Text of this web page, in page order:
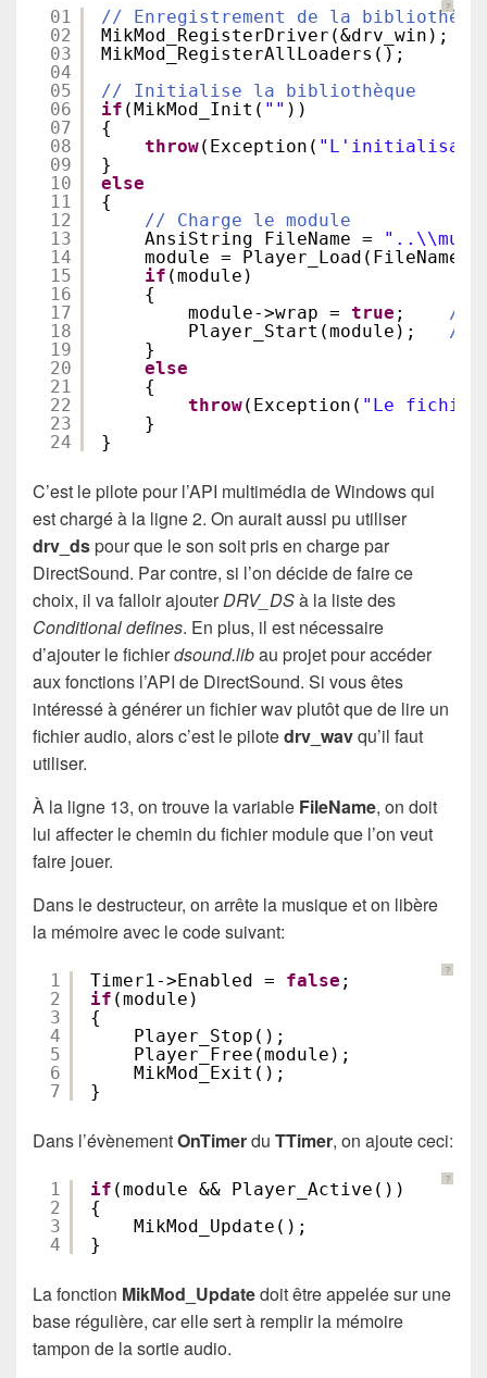
?
01
02
03
04
05
06
07
08
09
10
11
12
13
14
15
16
17
18
19
20
21
22
23
24
// Enregistrement de la
MikMod_RegisterDriver(&drv_win);
MikMod_RegisterAllLoaders();
// Initialise la bibliothèque
if (MikMod_Init( "" ))
{
throw(Exception( "L'initialisation
}
else
{
// Charge le module
AnsiString FileName =
module =
if (module)
{
module->wrap = true ; //
Player_Start(module); //
}
else
{
throw(Exception( "Le fichier
}
}
C’est le pilote pour l’API multimédia de Windows qui
est chargé à la ligne 2. On aurait aussi pu utiliser
drv_dspour que le son soit pris en charge par
DirectSound. Par contre, si l’on décide de faire ce
choix, il va falloir ajouterDRV_DSà la liste des
Conditional defines. En plus, il est nécessaire
d’ajouter le fichierdsound.libau projet pour accéder
aux fonctions l’API de DirectSound. Si vous êtes
intéressé à générer un fichier wav plutôt que de lire un
fichier audio, alors c’est le pilotedrv_wavqu’il faut
utiliser.
À la ligne 13, on trouve la variable FileName, on doit
lui affecter le chemin du fichier module que l’on veut
faire jouer.
Dans le destructeur, on arrête la musique et on libère
la mémoire avec le code suivant:
?
1
2
3
4
5
6
7
Timer1->Enabled = false ;
if (module)
{
Player_Stop();
Player_Free(module);
MikMod_Exit();
}
Dans l’évènementOnTimerdu TTimer, on ajoute ceci:
?
1
2
3
4
if (module && Player_Active())
{
MikMod_Update();
}
La fonction MikMod_Updatedoit être appelée sur une
base régulière, car elle sert à remplir la mémoire
tampon de la sortie audio.